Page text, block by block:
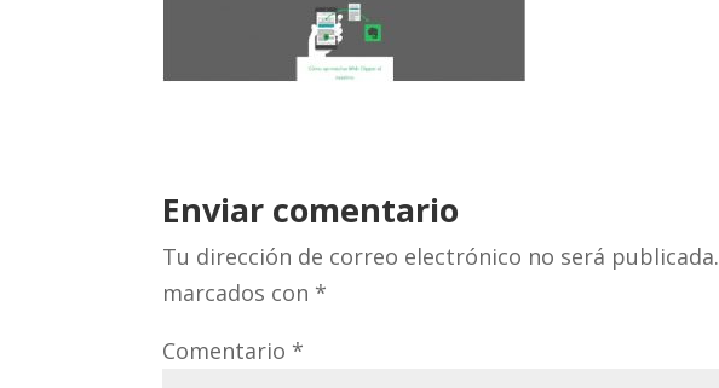
Enviar comentario
Tu dirección de correo electrónico no será publicada.
marcados con *
Comentario *